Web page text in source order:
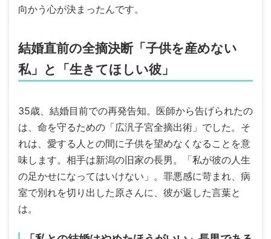
向かう心が決まったんです。
結婚直前の全摘決断「子供を産めない
私」と「生きてほしい彼」
35歳、結婚目前での再発告知。医師から告げられたの
は、命を守るための「広汎子宮全摘出術」でした。そ
れは、愛する人との間に子供を望めなくなることを意
味します。相手は新潟の旧家の長男。「私が彼の人生
の足かせになってはいけない」。罪悪感に苛まれ、病
室で別れを切り出した原さんに、彼が返した言葉と
は。